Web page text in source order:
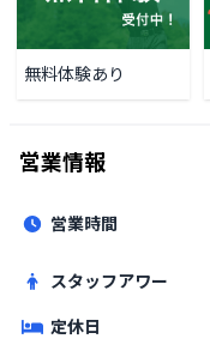
無料体験あり
営業情報
営業時間
スタッフアワー
定休日